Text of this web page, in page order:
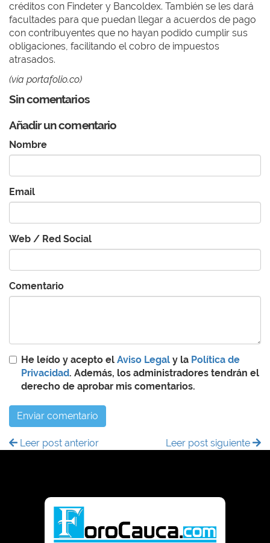
créditos con Findeter y Bancoldex. También se les dará
facultades para que puedan llegar a acuerdos de pago
con contribuyentes que no hayan podido cumplir sus
obligaciones, facilitando el cobro de impuestos
atrasados.
(vía portafolio.co)
Sin comentarios
Añadir un comentario
Nombre
Email
Web / Red Social
Comentario
He leído y acepto el Aviso Legal y la Política de
Privacidad. Además, los administradores tendrán el
derecho de aprobar mis comentarios.
Enviar comentario
Leer post anterior Leer post siguiente